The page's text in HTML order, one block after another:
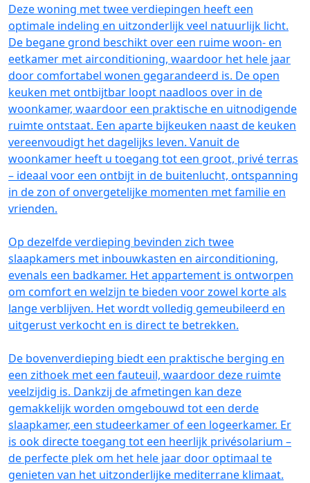
Deze woning met twee verdiepingen heeft een
optimale indeling en uitzonderlijk veel natuurlijk licht.
De begane grond beschikt over een ruime woon- en
eetkamer met airconditioning, waardoor het hele jaar
door comfortabel wonen gegarandeerd is. De open
keuken met ontbijtbar loopt naadloos over in de
woonkamer, waardoor een praktische en uitnodigende
ruimte ontstaat. Een aparte bijkeuken naast de keuken
vereenvoudigt het dagelijks leven. Vanuit de
woonkamer heeft u toegang tot een groot, privé terras
– ideaal voor een ontbijt in de buitenlucht, ontspanning
in de zon of onvergetelijke momenten met familie en
vrienden.
Op dezelfde verdieping bevinden zich twee
slaapkamers met inbouwkasten en airconditioning,
evenals een badkamer. Het appartement is ontworpen
om comfort en welzijn te bieden voor zowel korte als
lange verblijven. Het wordt volledig gemeubileerd en
uitgerust verkocht en is direct te betrekken.
De bovenverdieping biedt een praktische berging en
een zithoek met een fauteuil, waardoor deze ruimte
veelzijdig is. Dankzij de afmetingen kan deze
gemakkelijk worden omgebouwd tot een derde
slaapkamer, een studeerkamer of een logeerkamer. Er
is ook directe toegang tot een heerlijk privésolarium –
de perfecte plek om het hele jaar door optimaal te
genieten van het uitzonderlijke mediterrane klimaat.